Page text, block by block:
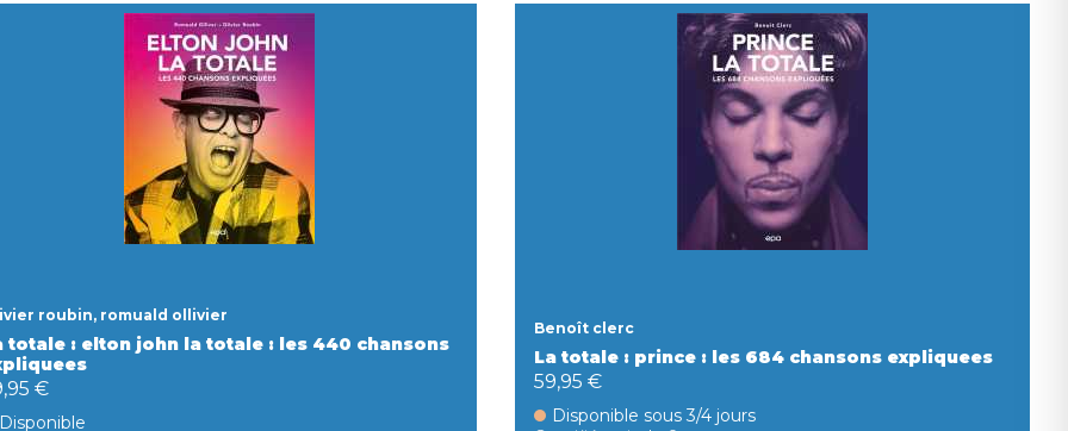
roubin, romuald ollivier
totale : elton john la totale : les 440 chansons
€
Disponible
Benoît clerc
La totale : prince : les 684 chansons expliquees
59,95 €
Disponible sous 3/4 jours